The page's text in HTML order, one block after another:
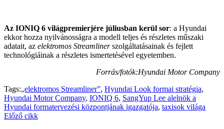
Az IONIQ 6 világpremierjére júliusban kerül sor: a Hyundai
ekkor hozza nyilvánosságra a modell teljes és részletes műszaki
adatait, az elektromos Streamlinerszolgáltatásainak és fejlett
technológiáinak a részletes ismertetésével egyetemben.
Forrás/fotók:Hyundai Motor Company
Tags:„elektromos Streamliner”, Hyundai Look formai stratégia,
Hyundai Motor Company, IONIQ 6, SangYup Lee alelnök a
Hyundai formatervezési központjának igazgatója, taxisok világa
Előző cikk